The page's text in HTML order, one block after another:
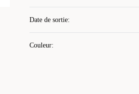
Date de sortie:
Couleur: